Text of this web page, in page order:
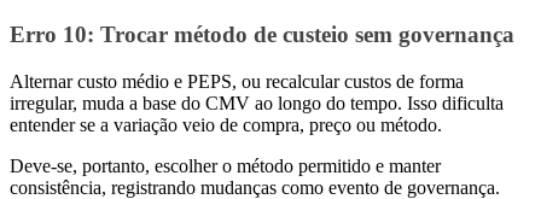
Erro 10: Trocar método de custeio sem governança
Alternar custo médio e PEPS, ou recalcular custos de forma
irregular, muda a base do CMV ao longo do tempo. Isso dificulta
entender se a variação veio de compra, preço ou método.
Deve-se, portanto, escolher o método permitido e manter
consistência, registrando mudanças como evento de governança.